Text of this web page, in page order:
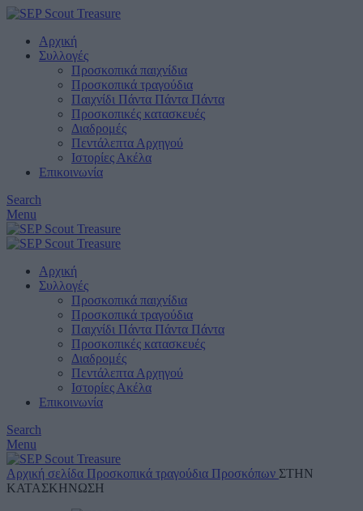
Αρχική
Συλλογές
Προσκοπικά παιχνίδια
Προσκοπικά τραγούδια
Παιχνίδι Πάντα Πάντα Πάντα
Προσκοπικές κατασκευές
Διαδρομές
Πεντάλεπτα Αρχηγού
Ιστορίες Ακέλα
Επικοινωνία
Search
Menu
Αρχική
Συλλογές
Προσκοπικά παιχνίδια
Προσκοπικά τραγούδια
Παιχνίδι Πάντα Πάντα Πάντα
Προσκοπικές κατασκευές
Διαδρομές
Πεντάλεπτα Αρχηγού
Ιστορίες Ακέλα
Επικοινωνία
Search
Menu
Αρχική σελίδα Προσκοπικά τραγούδια Προσκόπων ΣΤΗΝ
ΚΑΤΑΣΚΗΝΩΣΗ